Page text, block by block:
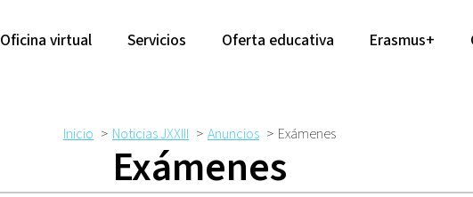
Oficina virtual Servicios Oferta educativa Erasmus+
Inicio Noticias JXXIII Anuncios Exámenes
Exámenes